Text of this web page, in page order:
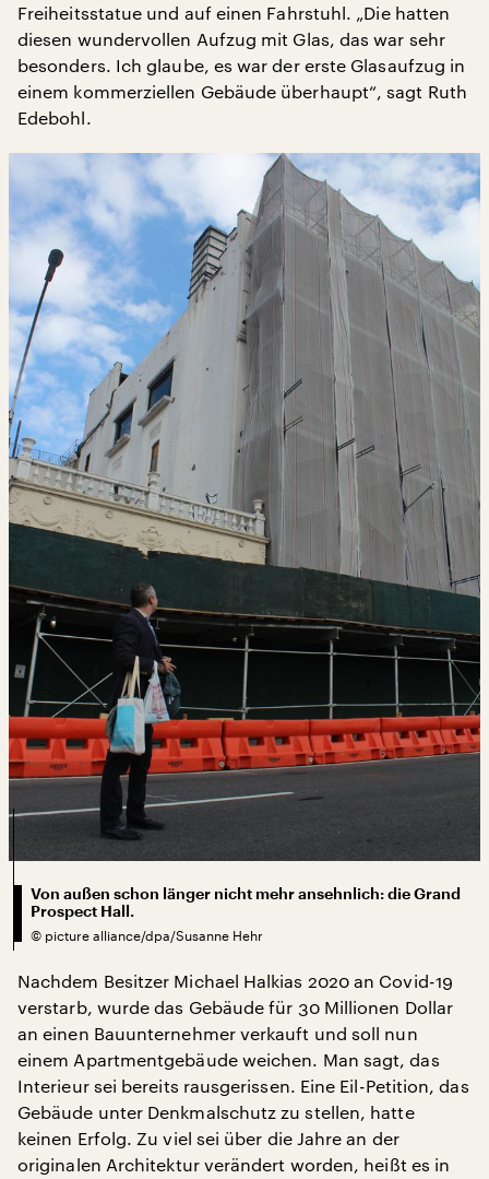
Freiheitsstatue und auf einen Fahrstuhl. „Die hatten
diesen wundervollen Aufzug mit Glas, das war sehr
besonders. Ich glaube, es war der erste Glasaufzug in
einem kommerziellen Gebäude überhaupt“, sagt Ruth
Edebohl.
Von außen schon länger nicht mehr ansehnlich: die Grand
Prospect Hall.
© picture alliance/dpa/Susanne Hehr
Nachdem Besitzer Michael Halkias 2020 an Covid-19
verstarb, wurde das Gebäude für 30 Millionen Dollar
an einen Bauunternehmer verkauft und soll nun
einem Apartmentgebäude weichen. Man sagt, das
Interieur sei bereits rausgerissen. Eine Eil-Petition, das
Gebäude unter Denkmalschutz zu stellen, hatte
keinen Erfolg. Zu viel sei über die Jahre an der
originalen Architektur verändert worden, heißt es in